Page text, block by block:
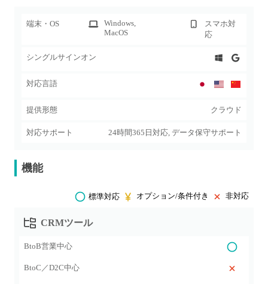
端末・OS Windows,
MacOS
スマホ対
応
シングルサインオン
対応言語
提供形態 クラウド
対応サポート 24時間365日対応, データ保守サポート
機能
標準対応 オプション/条件付き 非対応
CRMツール
BtoB営業中心
BtoC／D2C中心